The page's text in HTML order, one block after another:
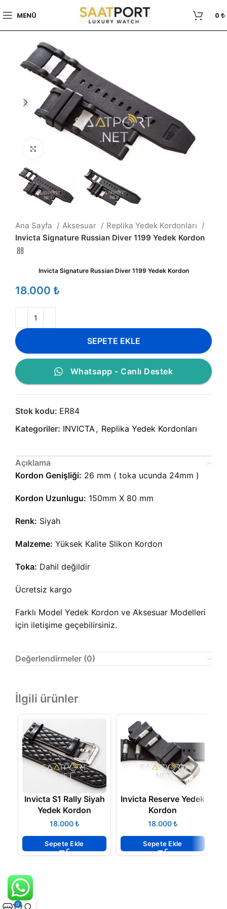
MENÜ 0₺
Büyütmek için tıklayın
Ana Sayfa Aksesuar
Replika Yedek Kordonları
Invicta Signature Russian Diver 1199 Yedek Kordon
Invicta Signature Russian Diver 1199 Yedek Kordon
₺
SEPETE EKLE
Whatsapp - Canlı Destek
Stok kodu: ER84
Kategoriler: INVICTA, Replika Yedek Kordonları
Açıklama
Kordon Genişliği: 26 mm ( toka ucunda 24mm )
Kordon Uzunlugu: 150mm X 80 mm
Renk: Siyah
Malzeme: Yüksek Kalite Slikon Kordon
Toka: Dahil değildir
Ücretsiz kargo
Farklı Model Yedek Kordon ve Aksesuar Modelleri
için iletişime geçebilirsiniz.
Değerlendirmeler (0)
İlgili ürünler
Invicta S1 Rally Siyah
Yedek Kordon
₺
Sepete Ekle
Invicta Reserve Yedek
Kordon
₺
Sepete Ekle
0